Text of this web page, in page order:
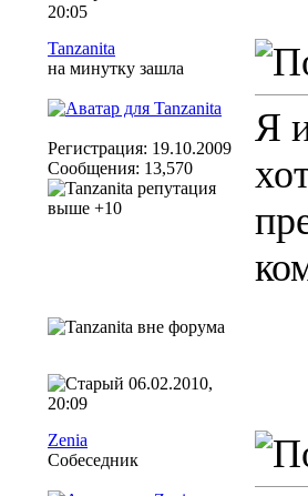
20:05
Tanzanita
на минутку зашла
Регистрация: 19.10.2009
Сообщения: 13,570
Я
06.02.2010,
20:09
Zenia
Собеседник